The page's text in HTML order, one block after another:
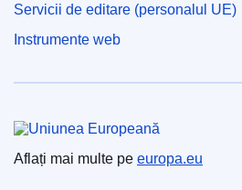
Servicii de editare (personalul UE)
Instrumente web
Aflați mai multe pe europa.eu